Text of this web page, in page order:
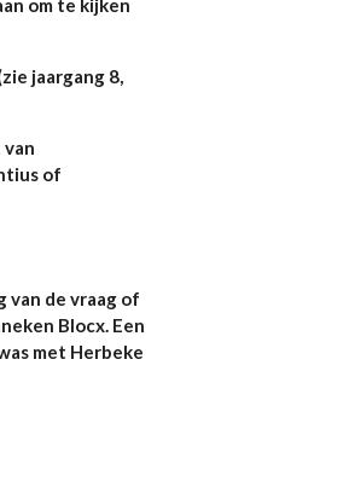
jaargang 8,
of
van de vraag of
Blocx. Een
met Herbeke